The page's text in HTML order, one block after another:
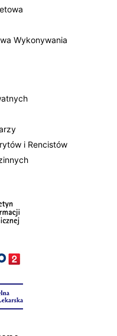
Wykonywania
i Rencistów